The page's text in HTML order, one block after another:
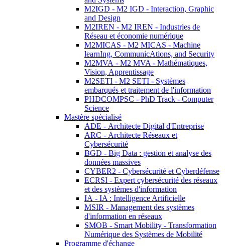
M2IGD - M2 IGD - Interaction, Graphic
and Design
M2IREN - M2 IREN - Industries de
Réseau et économie numérique
M2MICAS - M2 MICAS - Machine
learnIng, CommunicAtions, and Security
M2MVA - M2 MVA - Mathématiques,
Vision, Apprentissage
M2SETI - M2 SETI - Systèmes
embarqués et traitement de l'information
PHDCOMPSC - PhD Track - Computer
Science
Mastère spécialisé
ADE - Architecte Digital d'Entreprise
ARC - Architecte Réseaux et
Cybersécurité
BGD - Big Data : gestion et analyse des
données massives
CYBER2 - Cybersécurité et Cyberdéfense
ECRSI - Expert cybersécurité des réseaux
et des systèmes d'information
IA - IA : Intelligence Artificielle
MSIR - Management des systèmes
d'information en réseaux
SMOB - Smart Mobility - Transformation
Numérique des Systèmes de Mobilité
Programme d'échange